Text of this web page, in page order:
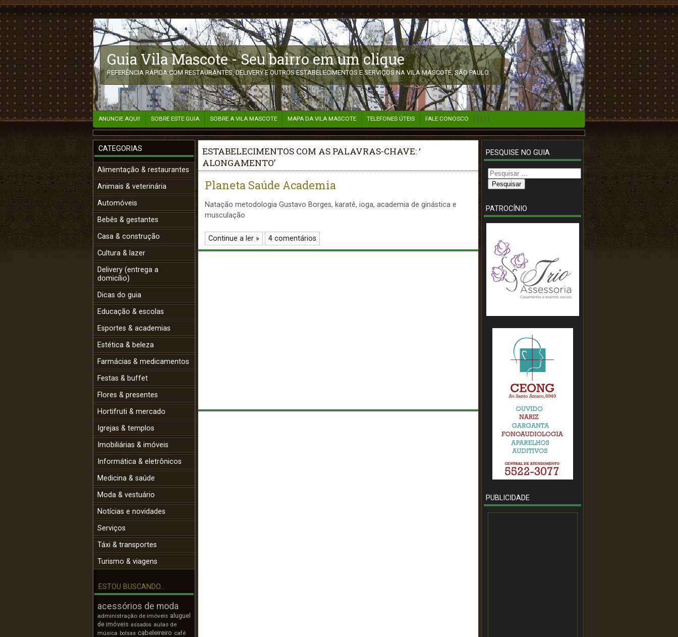
Guia Vila Mascote - Seu bairro em um clique
REFERÊNCIA RÁPIDA COM RESTAURANTES, DELIVERY E OUTROS ESTABELECIMENTOS E SERVIÇOS NA VILA MASCOTE, SÃO PAULO.
ANUNCIE AQUI! SOBRE ESTE GUIA SOBRE A VILA MASCOTE MAPA DA VILA MASCOTE TELEFONES ÚTEIS FALE CONOSCO
CATEGORIAS
Alimentação & restaurantes
Animais & veterinária
Automóveis
Bebês & gestantes
Casa & construção
Cultura & lazer
Delivery (entrega a
domicílio)
Dicas do guia
Educação & escolas
Esportes & academias
Estética & beleza
Farmácias & medicamentos
Festas & buffet
Flores & presentes
Hortifruti & mercado
Igrejas & templos
Imobiliárias & imóveis
Informática & eletrônicos
Medicina & saúde
Moda & vestuário
Notícias e novidades
Serviços
Táxi & transportes
Turismo & viagens
ESTOU BUSCANDO...
acessórios de moda
administração de imóveis aluguel
de imóveis assados aulas de
música bolsas cabeleireiro café
ESTABELECIMENTOS COM AS PALAVRAS-CHAVE: ‘
ALONGAMENTO’
Planeta Saúde Academia
Natação metodologia Gustavo Borges, karatê, ioga, academia de ginástica e
musculação
Continue a ler » 4 comentários
PESQUISE NO GUIA
Pesquisar
por:
PATROCÍNIO
PUBLICIDADE